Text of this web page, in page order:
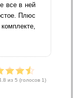
все в ней
Плюс
из 5 (голосов 1)